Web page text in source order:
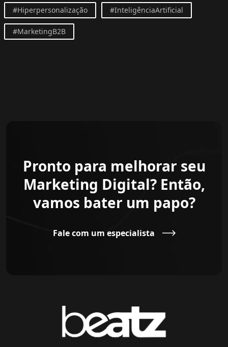
#Hiperpersonalização #InteligênciaArtificial
#MarketingB2B
Pronto para melhorar seu
Marketing Digital? Então,
vamos bater um papo?
Fale com um especialista